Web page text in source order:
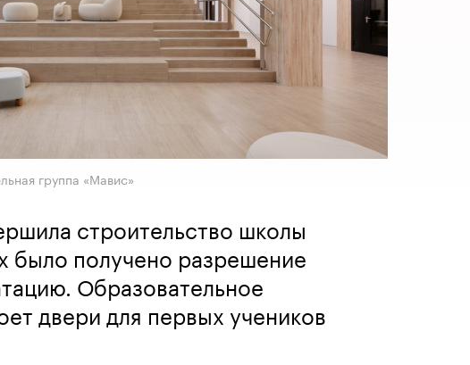
группа «Мавис»
строительство школы
было получено разрешение
Образовательное
двери для первых учеников